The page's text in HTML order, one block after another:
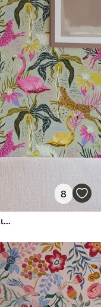
8
Φωτεινά φλαμίνγκο και λεοπαρδάλεις ανάμεσα σε τροπικά φυτά